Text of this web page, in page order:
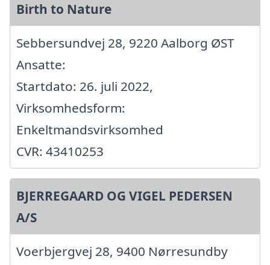
Birth to Nature
Sebbersundvej 28, 9220 Aalborg ØST
Ansatte:
Startdato: 26. juli 2022,
Virksomhedsform:
Enkeltmandsvirksomhed
CVR: 43410253
BJERREGAARD OG VIGEL PEDERSEN
A/S
Voerbjergvej 28, 9400 Nørresundby